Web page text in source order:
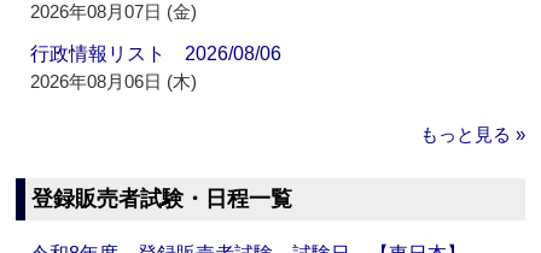
2026年08月07日 (金)
行政情報リスト 2026/08/06
2026年08月06日 (木)
もっと見る »
登録販売者試験・日程一覧